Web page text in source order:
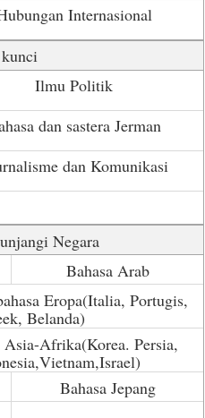
Internasional
Ilmu Politik
dan sastera Jerman
dan Komunikasi
Negara
Bahasa Arab
Eropa(Italia, Portugis,
Belanda)
Asia-Afrika(Korea. Persia,
,Vietnam,Israel)
Bahasa Jepang